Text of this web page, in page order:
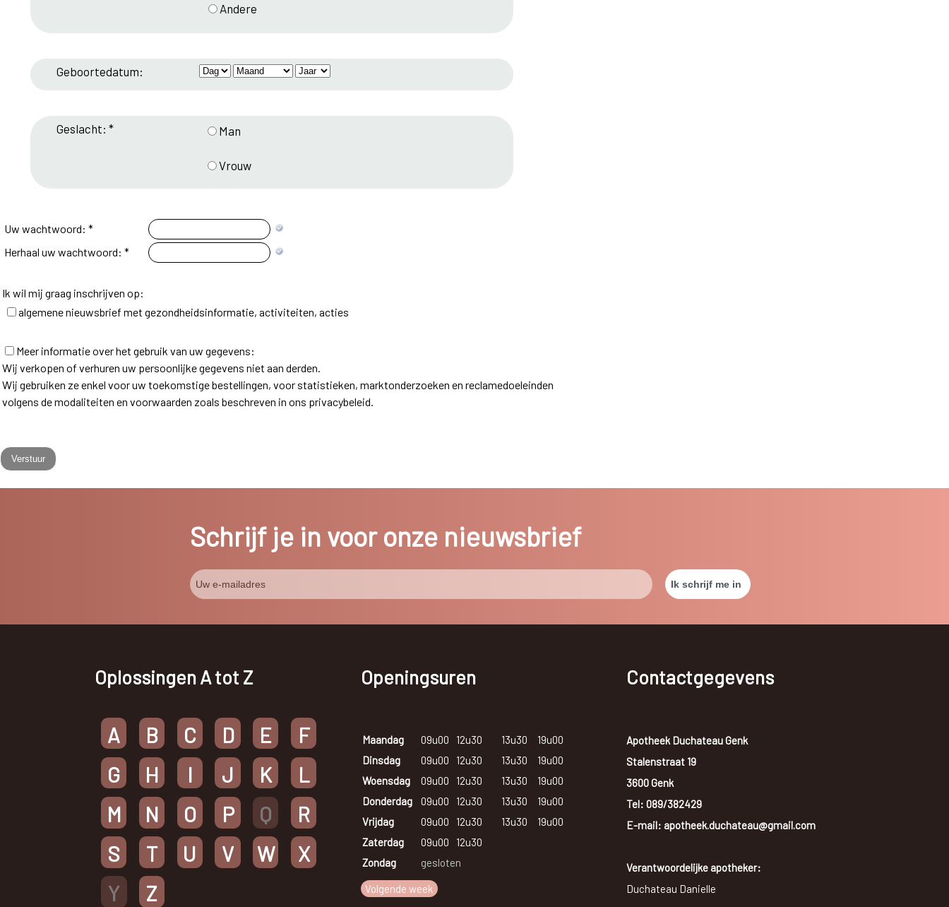
Andere
Geboortedatum:
Geslacht: * Man
Vrouw
Uw wachtwoord: *
Herhaal uw wachtwoord: *
Ik wil mij graag inschrijven op:
algemene nieuwsbrief met gezondheidsinformatie, activiteiten, acties
Meer informatie over het gebruik van uw gegevens:
Wij verkopen of verhuren uw persoonlijke gegevens niet aan derden.
Wij gebruiken ze enkel voor uw toekomstige bestellingen, voor statistieken, marktonderzoeken en reclamedoeleinden
volgens de modaliteiten en voorwaarden zoals beschreven in ons privacybeleid.
Schrijf je in voor onze nieuwsbrief
Oplossingen A tot Z
A B C D E
F
G
H I J K
L
M
N O P Q
R
S
T U V W
X
Y
Z
Openingsuren
Maandag 09u00 12u30 13u30
19u00
Dinsdag
09u00 12u30 13u30
19u00
Woensdag
09u00 12u30 13u30
19u00
Donderdag
09u00 12u30 13u30
19u00
Vrijdag
09u00 12u30 13u30
19u00
Zaterdag
09u00
12u30
Zondag
gesloten
Volgende week
Contactgegevens
Apotheek Duchateau Genk
Stalenstraat 19
3600 Genk
Tel: 089/382429
E-mail: apotheek.duchateau@gmail.com
Verantwoordelijke apotheker:
Duchateau Danielle